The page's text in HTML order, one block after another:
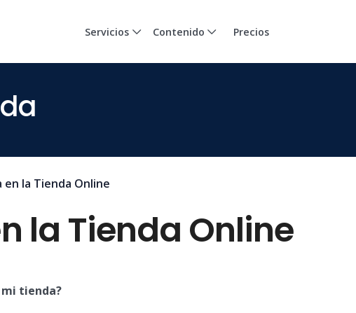
Servicios Contenido Precios
la Tienda Online
la Tienda Online
tienda?